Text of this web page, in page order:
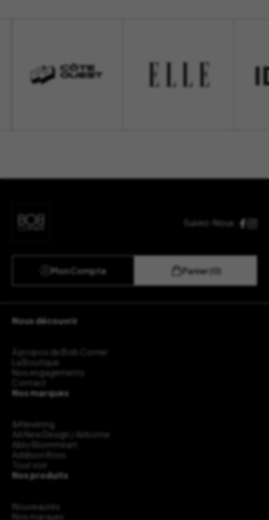
Suivez-Nous :
Mon Compte Panier (0)
Nous découvrir
À propos de Bob Corner
La Boutique
Nos engagements
Contact
Nos marques
&Klevering
AA New Design / Airborne
Ablo Blommeart
Addison Ross
Tout voir
Nos produits
Nouveautés
Nos marques